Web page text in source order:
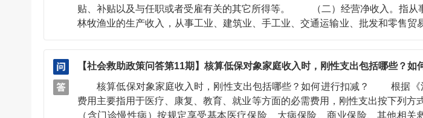
贴、补贴以及与任职或者受雇有关的其它所得等。 （二）经营净收入。指
林牧渔业的生产收入，从事工业、建筑业、手工业、交通运输业、批发和零
转移净收入指转移性收入扣减转移性支出之后的收入。其中，转移性收入指国
收入转移，包括赡养（抚养、扶养）费、离退休金、失业保险金、遗属补助
家、企事业单位、社会组织、居民的经常性转移支出，包括缴纳的税款、各
的其它收入。 以下各项不计入家庭收入范围： （一）优待性收入。包括优
【社会救助政策问答第11期】核算低保对象家庭收入时，刚性支出包括哪些？如
核算低保对象家庭收入时，刚性支出包括哪些？如何进行扣减？ 根据《河
费用主要指用于医疗、康复、教育、就业等方面的必需费用，刚性支出按下
（含门诊慢性病）按规定享受基本医疗保险、大病保险、商业保险、其他